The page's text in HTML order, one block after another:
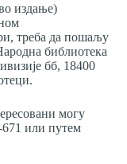
издање)
треба да пошаљу
библиотека
бб, 18400
могу
671 или путем